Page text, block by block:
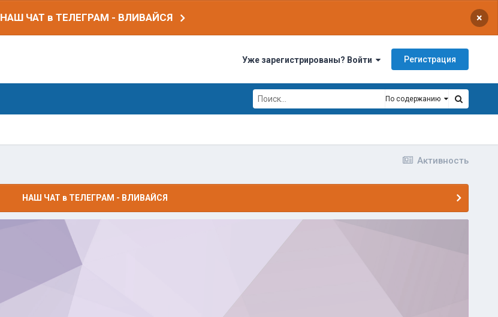
НАШ ЧАТ в ТЕЛЕГРАМ - ВЛИВАЙСЯ ×
Уже зарегистрированы? Войти Регистрация
По содержанию
Активность
НАШ ЧАТ в ТЕЛЕГРАМ - ВЛИВАЙСЯ